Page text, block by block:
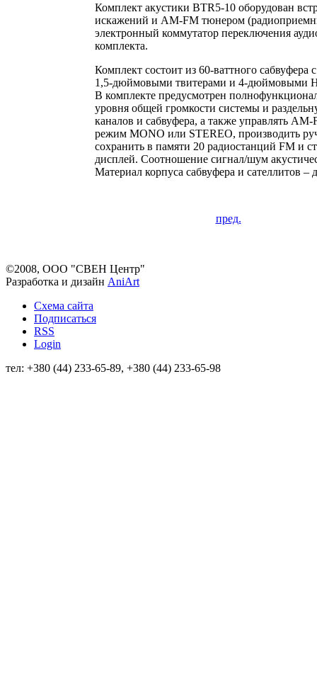
Комплект акустики BTR5-10 оборудован
искажений и АМ-FM тюнером
электронный коммутатор переключения
комплекта.
Комплект состоит из 60-ваттного
1,5-дюймовыми твитерами и 4-дюймовыми
В комплекте предусмотрен
уровня общей громкости системы и
каналов и сабвуфера, а также управлять
режим MONO или STEREO, производить
сохранить в памяти 20 радиостанций FM и
дисплей. Соотношение сигнал/шум
Материал корпуса сабвуфера и сателлитов –
пред.
©2008, ООО "СВЕН Центр"
Разработка и дизайн AniArt
Схема сайта
Подписаться
RSS
Login
тел: +380 (44) 233-65-89, +380 (44) 233-65-98